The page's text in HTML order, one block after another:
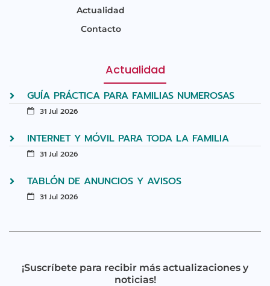
Actualidad
Contacto
Actualidad
GUÍA PRÁCTICA PARA FAMILIAS NUMEROSAS
31 Jul 2026
INTERNET Y MÓVIL PARA TODA LA FAMILIA
31 Jul 2026
TABLÓN DE ANUNCIOS Y AVISOS
31 Jul 2026
¡Suscríbete para recibir más actualizaciones y
noticias!